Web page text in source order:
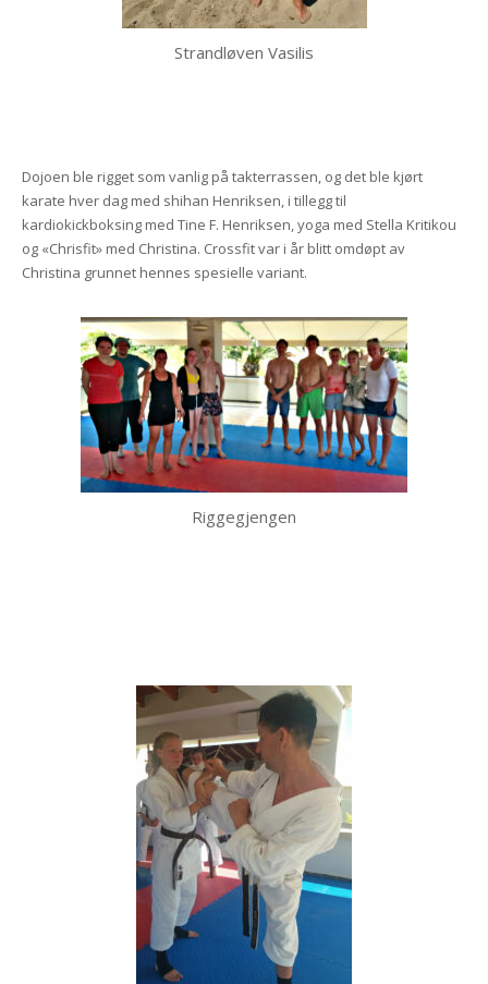
Strandløven Vasilis
Dojoen ble rigget som vanlig på takterrassen, og det ble kjørt
karate hver dag med shihan Henriksen, i tillegg til
kardiokickboksing med Tine F. Henriksen, yoga med Stella Kritikou
og «Chrisfit» med Christina. Crossfit var i år blitt omdøpt av
Christina grunnet hennes spesielle variant.
Riggegjengen